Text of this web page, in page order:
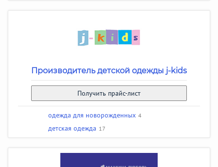
Производитель детской одежды j-kids
Получить прайс-лист
одежда для новорожденных 4
детская одежда 17